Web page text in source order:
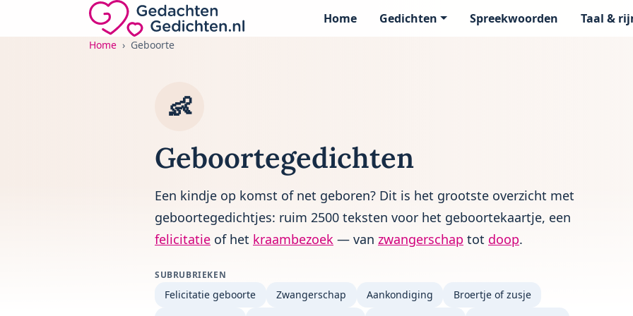
Direct naar de inhoud
Gedachten-Gedichten.nl — naar de homepage
Home Gedichten Spreekwoorden Taal &
Home Geboorte
👶
Geboortegedichten
Een kindje op komst of net geboren? Dit is het grootste overzicht met
geboortegedichtjes: ruim 2500 teksten voor het geboortekaartje, een
felicitatie of het kraambezoek — van zwangerschap tot doop.
SUBRUBRIEKEN
Felicitatie geboorte Zwangerschap Aankondiging
Broertje of zusje